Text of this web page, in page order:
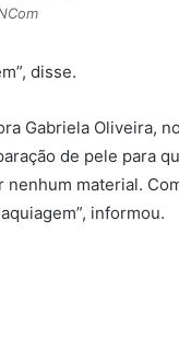
disse.
Gabriela Oliveira,
de pele para
nenhum material.
informou.